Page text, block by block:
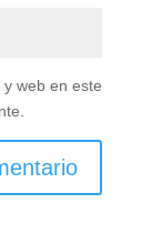
web en este